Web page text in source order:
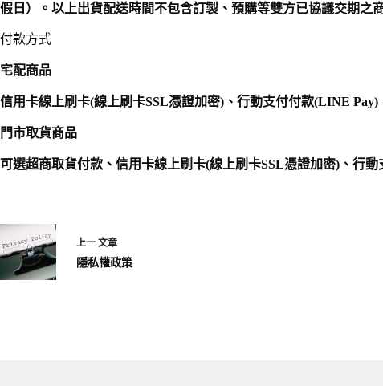
假日）。以上出貨配送時間不包含訂製、預購等雙方已協議交期之
付款方式
宅配商品
信用卡線上刷卡(線上刷卡SSL憑證加密)、行動支付付款(LINE Pay)
門市取貨商品
可選超商取貨付款、信用卡線上刷卡(線上刷卡SSL憑證加密)、行
上一 文章
隱私權政策